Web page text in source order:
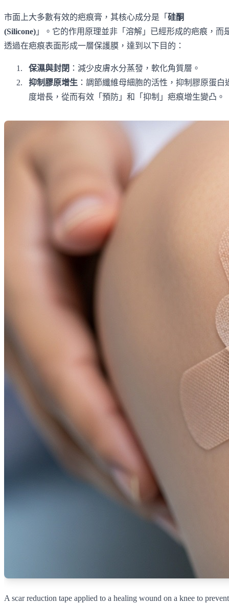
市面上大多數有效的疤痕膏，其核心成分是「 硅酮
(Silicone) 」。它的作用原理並非「溶解」已經形成的疤痕，而
透過在疤痕表面形成一層保護膜，達到以下目的：
保濕與封閉 ：減少皮膚水分蒸發，軟化角質層。
抑制膠原增生 ：調節纖維母細胞的活性，抑制膠原蛋白
度增長，從而有效「預防」和「抑制」疤痕增生變凸。
A scar reduction tape applied to a healing wound on a knee to prevent